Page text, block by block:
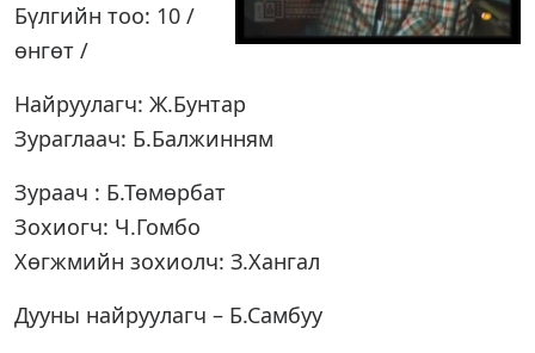
Бүлгийн тоо: 10 /
өнгөт /
Найруулагч: Ж.Бунтар
Зураглаач: Б.Балжинням
Зураач : Б.Төмөрбат
Зохиогч: Ч.Гомбо
Хөгжмийн зохиолч: З.Хангал
Дууны найруулагч – Б.Самбуу